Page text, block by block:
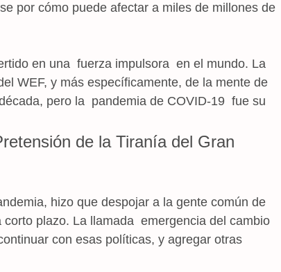
por cómo puede afectar a miles de millones de
en una fuerza impulsora en el mundo. La
WEF, y más específicamente, de la mente de
pero la pandemia de COVID-19 fue su
de la Tiranía del Gran
hizo que despojar a la gente común de
plazo. La llamada emergencia del cambio
con esas políticas, y agregar otras